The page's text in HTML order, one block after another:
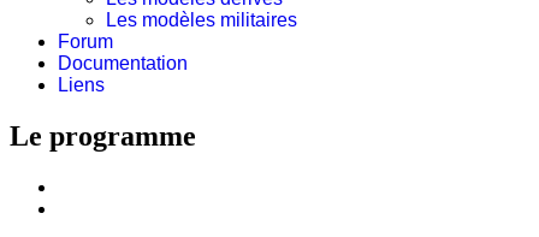
Les modèles militaires
Forum
Documentation
Liens
Le programme